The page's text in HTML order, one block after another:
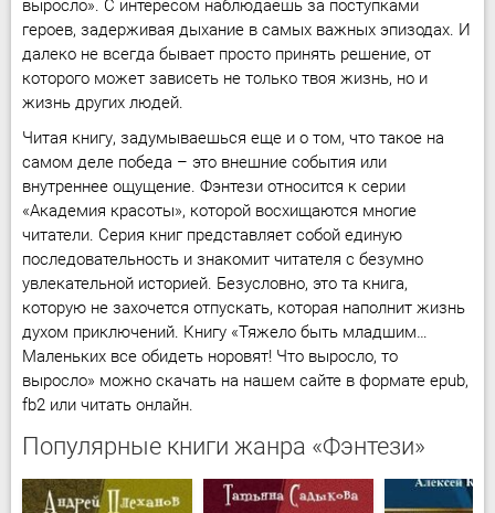
выросло». С интересом наблюдаешь за поступками
героев, задерживая дыхание в самых важных эпизодах. И
далеко не всегда бывает просто принять решение, от
которого может зависеть не только твоя жизнь, но и
жизнь других людей.
Читая книгу, задумываешься еще и о том, что такое на
самом деле победа – это внешние события или
внутреннее ощущение. Фэнтези относится к серии
«Академия красоты», которой восхищаются многие
читатели. Серия книг представляет собой единую
последовательность и знакомит читателя с безумно
увлекательной историей. Безусловно, это та книга,
которую не захочется отпускать, которая наполнит жизнь
духом приключений. Книгу «Тяжело быть младшим…
Маленьких все обидеть норовят! Что выросло, то
выросло» можно скачать на нашем сайте в формате epub,
fb2 или читать онлайн.
Популярные книги жанра «Фэнтези»